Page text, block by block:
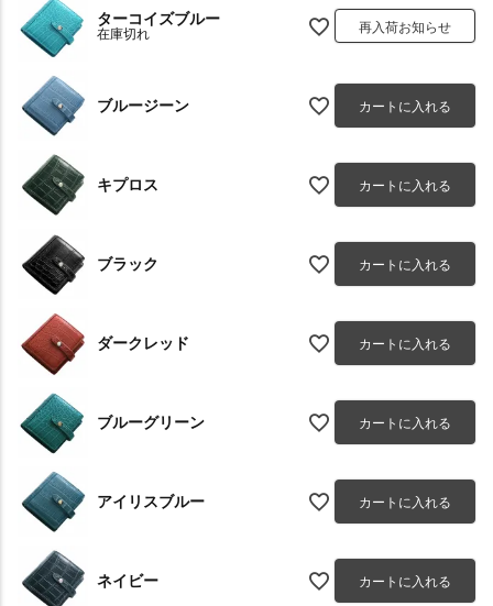
ターコイズブルー
在庫切れ 再入荷お知らせ
ブルージーン カートに入れる
キプロス カートに入れる
ブラック カートに入れる
ダークレッド カートに入れる
ブルーグリーン カートに入れる
アイリスブルー カートに入れる
ネイビー カートに入れる